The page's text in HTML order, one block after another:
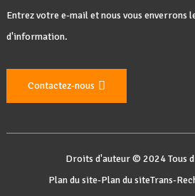
Entrez votre e-mail et nous vous enverrons
d'information.
Contactez-nous
Droits d'auteur © 2024 Tous
Plan du site-Plan du siteTrans-